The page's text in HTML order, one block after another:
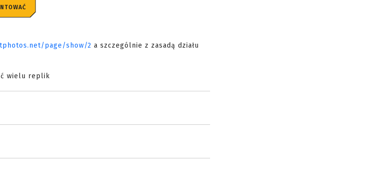
page/show/2 a szczególnie z zasadą działu
wielu replik